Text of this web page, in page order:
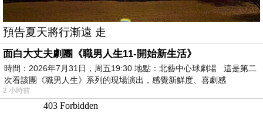
預告夏天將行漸遠 走
面白大丈夫劇團《職男人生11-開始新生活》
時間：2026年7月31日，周五19:30 地點：北藝中心球劇場 這是第二
次看該團《職男人生》系列的現場演出，感覺新鮮度、喜劇感
2 小時前